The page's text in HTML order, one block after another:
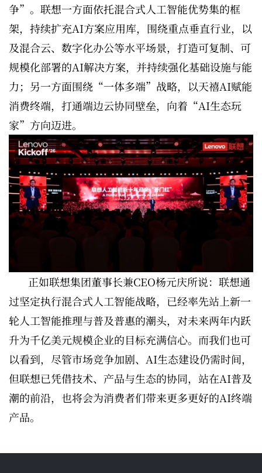
争”。联想一方面依托混合式人工智能优势集的框
架，持续扩充AI方案应用库，围绕重点垂直行业，以
及混合云、数字化办公等水平场景，打造可复制、可
规模化部署的AI解决方案，并持续强化基础设施与能
力；另一方面围绕“一体多端”战略，以天禧AI赋能
消费终端，打通端边云协同壁垒，向着“AI生态玩
家”方向迈进。
正如联想集团董事长兼CEO杨元庆所说：联想通
过坚定执行混合式人工智能战略，已经率先站上新一
轮人工智能推理与普及普惠的潮头，对未来两年内跃
升为千亿美元规模企业的目标充满信心。而我们也可
以看到，尽管市场竞争加剧、AI生态建设仍需时间，
但联想已凭借技术、产品与生态的协同，站在AI普及
潮的前沿，也将会为消费者们带来更多更好的AI终端
产品。